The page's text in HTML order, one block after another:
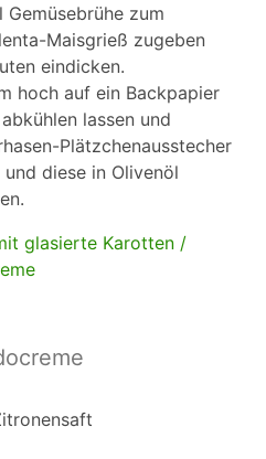
zum
Maisgrieß zugeben
eindicken.
hoch auf ein Backpapier
lassen und
Plätzchenausstecher
diese in Olivenöl